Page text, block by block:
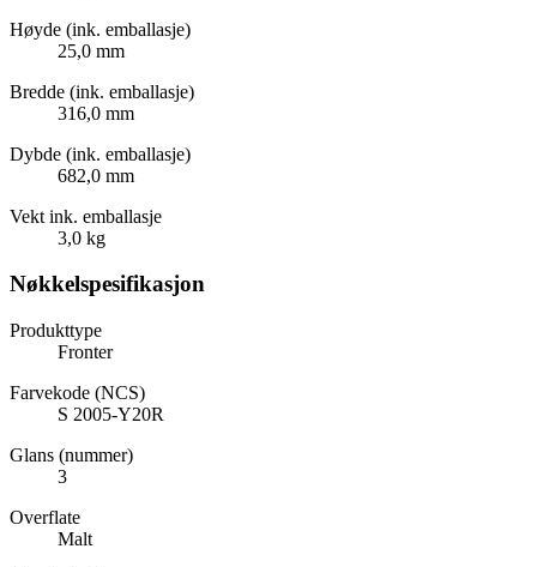
Høyde (ink. emballasje)
25,0 mm
Bredde (ink. emballasje)
316,0 mm
Dybde (ink. emballasje)
682,0 mm
Vekt ink. emballasje
3,0 kg
Nøkkelspesifikasjon
Produkttype
Fronter
Farvekode (NCS)
S 2005-Y20R
Glans (nummer)
3
Overflate
Malt